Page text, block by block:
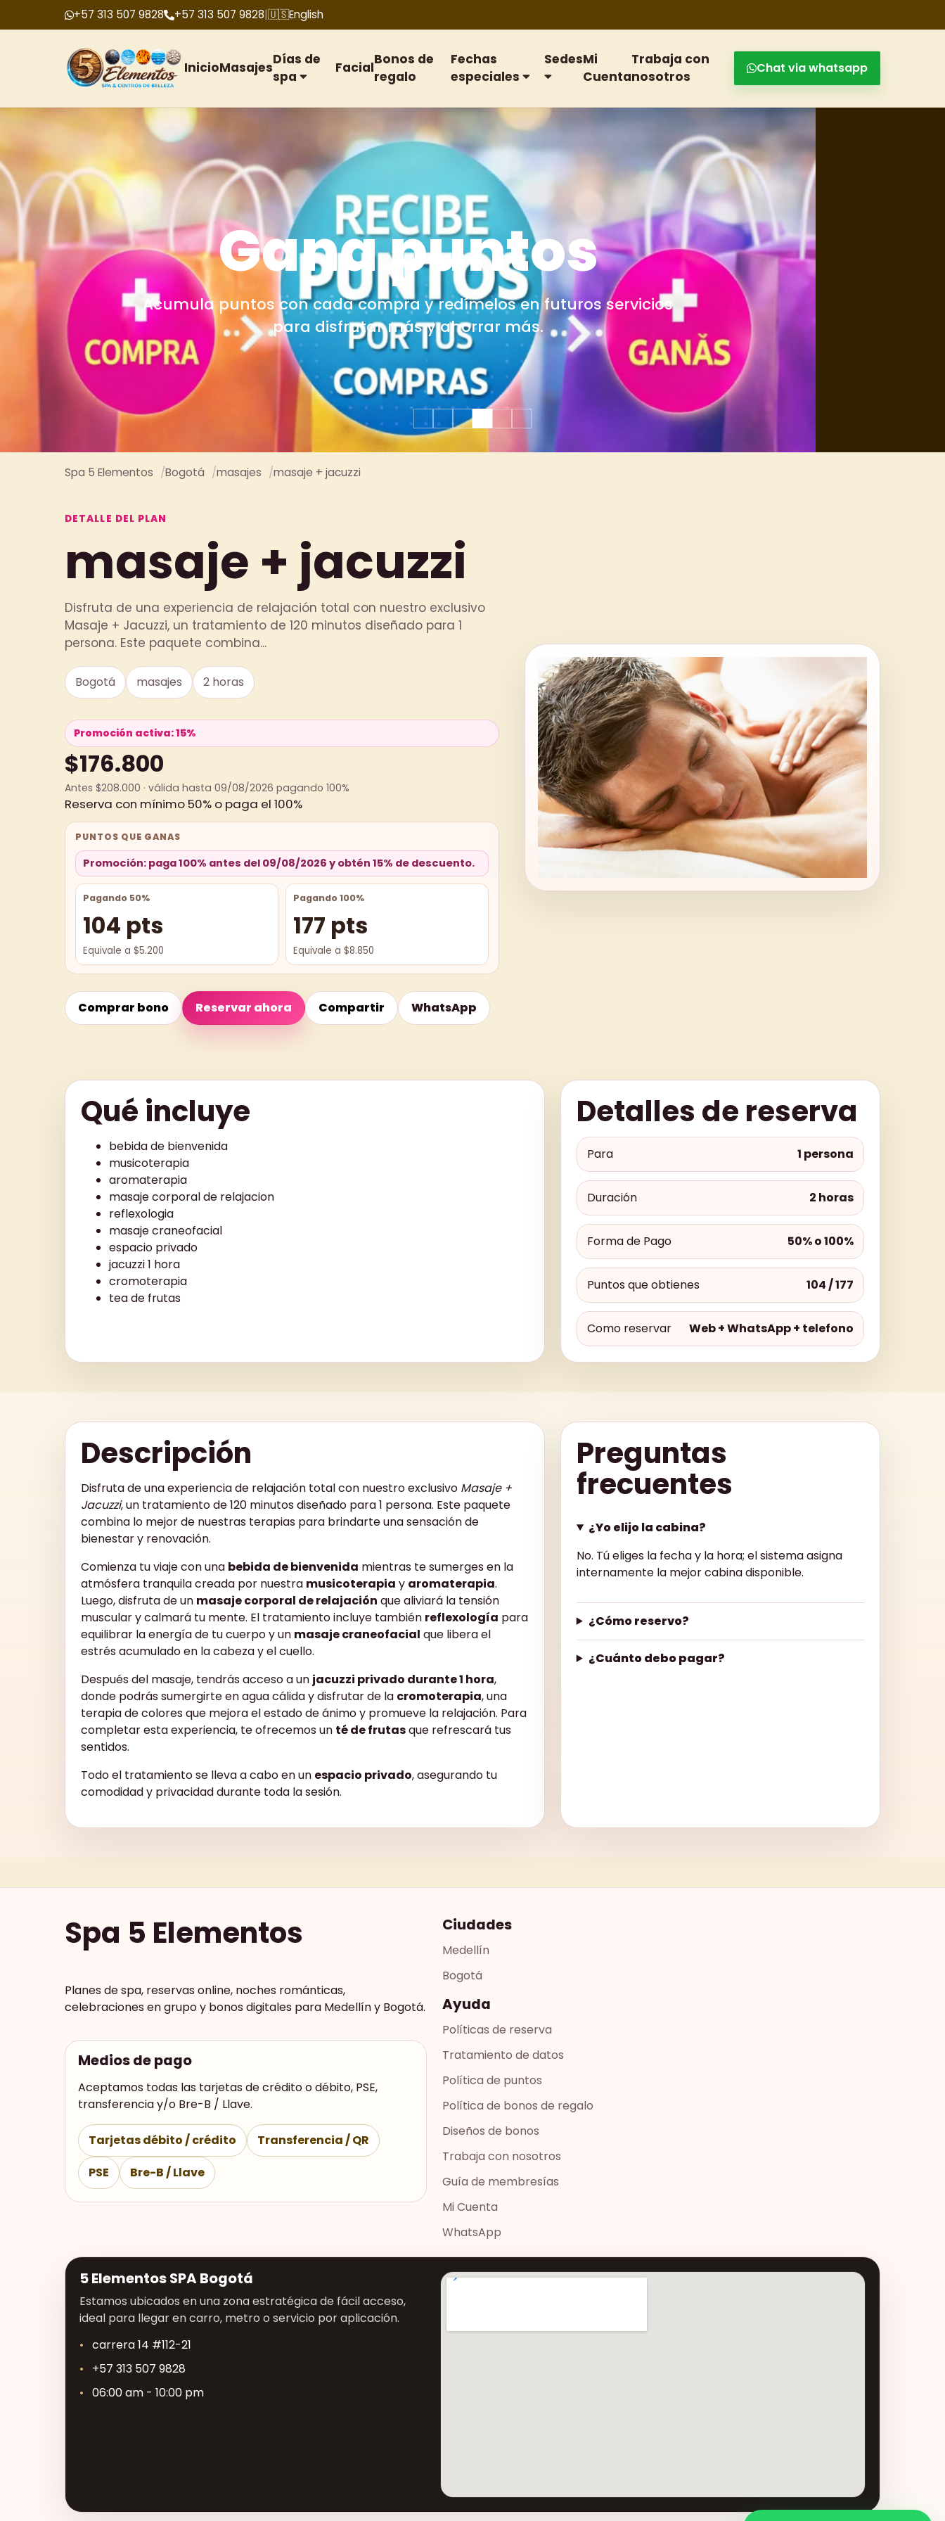
+57 313 507 9828 +57 313 507 9828|🇺🇸English
InicioMasajes
Días de
spa
Facial
Bonos de
regalo
Fechas
especiales
SedesMi
Cuenta
Trabaja con
nosotros
Chat via whatsapp
Bonos de regalo
Tenemos bonos de regalo para cumpleaños, aniversarios, fechas
especiales y celebraciones en grupo.
Spa 5 Elementos Bogotá masajes masaje + jacuzzi
DETALLE DEL PLAN
masaje + jacuzzi
Disfruta de una experiencia de relajación total con nuestro exclusivo
Masaje + Jacuzzi, un tratamiento de 120 minutos diseñado para 1
persona. Este paquete combina...
Bogotá masajes 2 horas
Promoción activa: 15%
$176.800
Antes $208.000 · válida hasta 09/08/2026 pagando 100%
Reserva con mínimo 50% o paga el 100%
PUNTOS QUE GANAS
Promoción: paga 100% antes del 09/08/2026 y obtén 15% de descuento.
Pagando 50%
104 pts
Equivale a $5.200
Pagando 100%
177 pts
Equivale a $8.850
Comprar bono Reservar ahora Compartir WhatsApp
Qué incluye
bebida de bienvenida
musicoterapia
aromaterapia
masaje corporal de relajacion
reflexologia
masaje craneofacial
espacio privado
jacuzzi 1 hora
cromoterapia
tea de frutas
Detalles de reserva
Para 1 persona
Duración 2 horas
Forma de Pago 50% o 100%
Puntos que obtienes 104 / 177
Como reservar Web + WhatsApp + telefono
Descripción
Disfruta de una experiencia de relajación total con nuestro exclusivo Masaje +
Jacuzzi, un tratamiento de 120 minutos diseñado para 1 persona. Este paquete
combina lo mejor de nuestras terapias para brindarte una sensación de
bienestar y renovación.
Comienza tu viaje con una bebida de bienvenida mientras te sumerges en la
atmósfera tranquila creada por nuestra musicoterapia y aromaterapia.
Luego, disfruta de un masaje corporal de relajación que aliviará la tensión
muscular y calmará tu mente. El tratamiento incluye también reflexología para
equilibrar la energía de tu cuerpo y un masaje craneofacial que libera el
estrés acumulado en la cabeza y el cuello.
Después del masaje, tendrás acceso a un jacuzzi privado durante 1 hora,
donde podrás sumergirte en agua cálida y disfrutar de la cromoterapia, una
terapia de colores que mejora el estado de ánimo y promueve la relajación. Para
completar esta experiencia, te ofrecemos un té de frutasque refrescará tus
sentidos.
Todo el tratamiento se lleva a cabo en un espacio privado, asegurando tu
comodidad y privacidad durante toda la sesión.
Preguntas
frecuentes
¿Yo elijo la cabina?
No. Tú eliges la fecha y la hora; el sistema asigna
internamente la mejor cabina disponible.
¿Cómo reservo?
¿Cuánto debo pagar?
Spa 5 Elementos
Planes de spa, reservas online, noches románticas,
celebraciones en grupo y bonos digitales para Medellín y Bogotá.
Medios de pago
Aceptamos todas las tarjetas de crédito o débito, PSE,
transferencia y/o Bre-B / Llave.
Tarjetas débito / crédito
Transferencia / QR
PSE
Bre-B / Llave
Ciudades
Medellín
Bogotá
Ayuda
Políticas de reserva
Tratamiento de datos
Política de puntos
Política de bonos de regalo
Diseños de bonos
Trabaja con nosotros
Guía de membresías
Mi Cuenta
WhatsApp
5 Elementos SPA Bogotá
Estamos ubicados en una zona estratégica de fácil acceso,
ideal para llegar en carro, metro o servicio por aplicación.
carrera 14 #112-21
+57 313 507 9828
06:00 am - 10:00 pm